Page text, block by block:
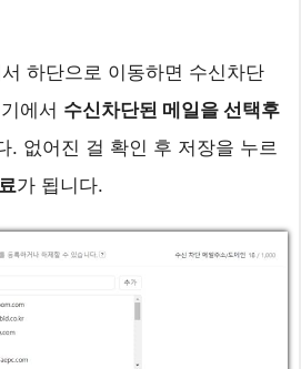
하단으로 이동하면 수신차단
에서 수신차단된 메일을 선택후
. 없어진 걸 확인 후 저장을 누르
가 됩니다.